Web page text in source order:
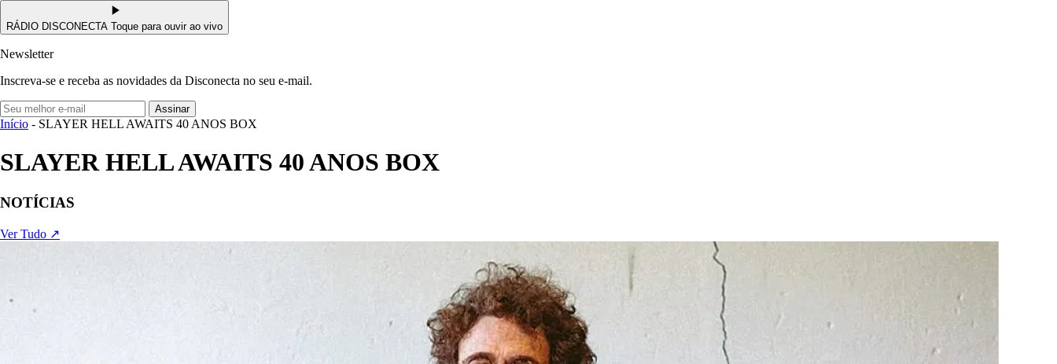
RÁDIO DISCONECTA Toque para ouvir ao vivo
Newsletter
Inscreva-se e receba as novidades da Disconecta no seu e-mail.
Assinar
Início - SLAYER HELL AWAITS 40 ANOS BOX
SLAYER HELL AWAITS 40 ANOS BOX
NOTÍCIAS
Ver Tudo ↗